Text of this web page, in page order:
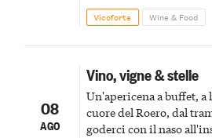
Vicoforte Wine & Food
08
AGO
Vino, vigne & stelle
Un'apericena a buffet, a
cuore del Roero, dal
goderci con il naso